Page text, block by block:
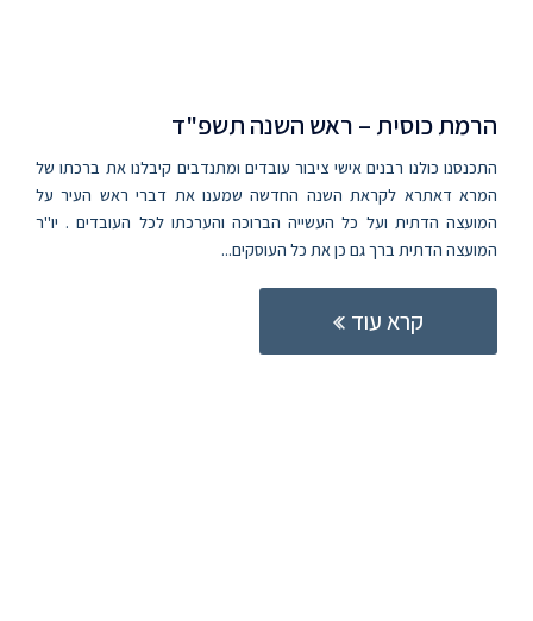
הרמת כוסית – ראש השנה תשפ"ד
התכנסנו כולנו רבנים אישי ציבור עובדים ומתנדבים קיבלנו את ברכתו של
המרא דאתרא לקראת השנה החדשה שמענו את דברי ראש העיר על
המועצה הדתית ועל כל העשייה הברוכה והערכתו לכל העובדים . יו"ר
המועצה הדתית ברך גם כן את כל העוסקים...
קרא עוד